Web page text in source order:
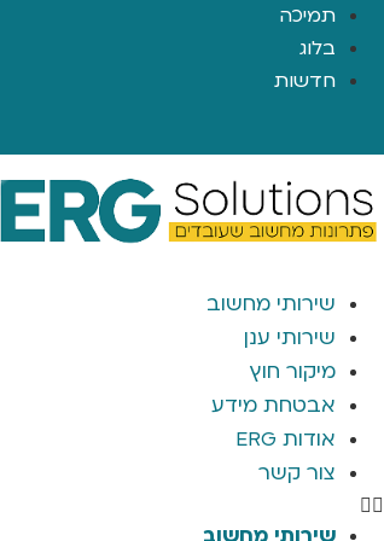
תמיכה
בלוג
חדשות
שירותי מחשוב
שירותי ענן
מיקור חוץ
אבטחת מידע
אודות ERG
צור קשר